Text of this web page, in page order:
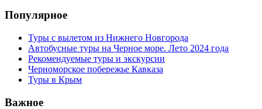
Популярное
Туры с вылетом из Нижнего Новгорода
Автобусные туры на Черное море. Лето 2024 года
Рекомендуемые туры и экскурсии
Черноморское побережье Кавказа
Туры в Крым
Важное